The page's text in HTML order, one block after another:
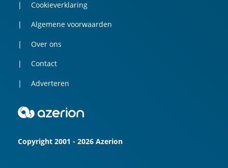
Cookieverklaring
Algemene voorwaarden
Over ons
Contact
Adverteren
Copyright 2001 - 2026 Azerion